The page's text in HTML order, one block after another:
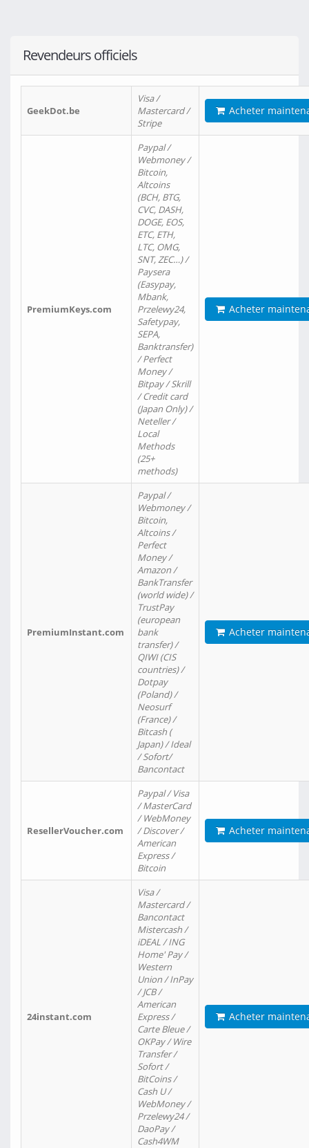
Revendeurs officiels
GeekDot.be
Visa /
Mastercard /
Stripe
Acheter
PremiumKeys.com
Paypal /
Webmoney /
Bitcoin,
Altcoins
(BCH, BTG,
CVC, DASH,
DOGE, EOS,
ETC, ETH,
LTC, OMG,
SNT, ZEC…) /
Paysera
(Easypay,
Mbank,
Przelewy24,
Safetypay,
SEPA,
Banktransfer)
/ Perfect
Money /
Bitpay / Skrill
/ Credit card
(Japan Only) /
Neteller /
Local
Methods
(25+
methods)
Acheter
PremiumInstant.com
Paypal /
Webmoney /
Bitcoin,
Altcoins /
Perfect
Money /
Amazon /
BankTransfer
(world wide) /
TrustPay
(european
bank
transfer) /
QIWI (CIS
countries) /
Dotpay
(Poland) /
Neosurf
(France) /
Bitcash (
Japan) / Ideal
/ Sofort/
Bancontact
Acheter
ResellerVoucher.com
Paypal / Visa
/ MasterCard
/ WebMoney
/ Discover /
American
Express /
Bitcoin
Acheter
24instant.com
Visa /
Mastercard /
Bancontact
Mistercash /
iDEAL / ING
Home' Pay /
Western
Union / InPay
/ JCB /
American
Express /
Carte Bleue /
OKPay / Wire
Transfer /
Sofort /
BitCoins /
Cash U /
WebMoney /
Przelewy24 /
DaoPay /
Cash4WM
Acheter